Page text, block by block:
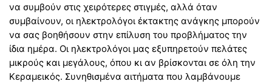
να συμβούν στις χειρότερες στιγμές, αλλά όταν
συμβαίνουν, οι ηλεκτρολόγοι έκτακτης ανάγκης μπορούν
να σας βοηθήσουν στην επίλυση του προβλήματος την
ίδια ημέρα. Οι ηλεκτρολόγοι μας εξυπηρετούν πελάτες
μικρούς και μεγάλους, όπου κι αν βρίσκονται σε όλη την
Κεραμεικός. Συνηθισμένα αιτήματα που λαμβάνουμε